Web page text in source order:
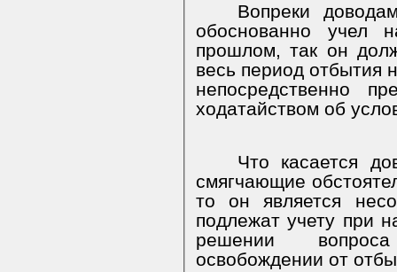
Вопреки
обоснованно учел
прошлом, так он
весь период отбытия
непосредственно
ходатайством об
Что касается
смягчающие
то он является
подлежат учету при
решении
освобождении от